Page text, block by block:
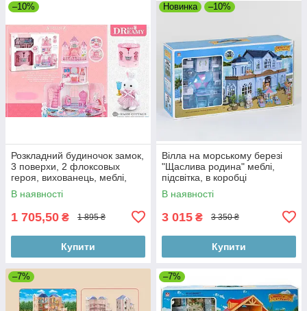
–10%
Розкладний будиночок замок,
3 поверхи, 2 флоксовых
героя, вихованець, меблі,
аксесуари к. 6628
В наявності
1 705,50 ₴ 1 895 ₴
Купити
Новинка –10%
Вілла на морському березі
"Щаслива родина" меблі,
підсвітка, в коробці
В наявності
3 015 ₴ 3 350 ₴
Купити
–7% –7%